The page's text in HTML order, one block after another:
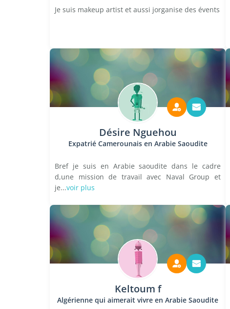
Je suis makeup artist et aussi jorganise des évents
Désire Nguehou
Expatrié Camerounais en Arabie Saoudite
Bref je suis en Arabie saoudite dans le cadre
d,une mission de travail avec Naval Group et
je...voir plus
Keltoum f
Algérienne qui aimerait vivre en Arabie Saoudite